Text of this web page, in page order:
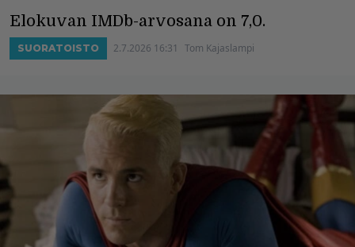
Elokuvan IMDb-arvosana on 7,0.
SUORATOISTO 2.7.2026 16:31 Tom Kajaslampi